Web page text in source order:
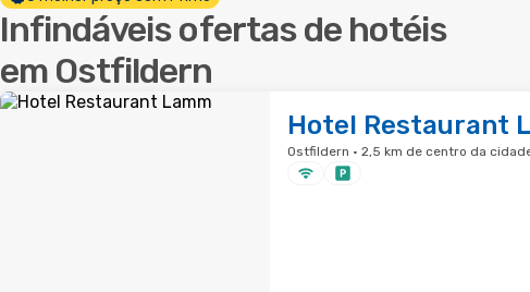
Infindáveis ofertas de hotéis
em Ostfildern
Hotel Restaurant
Ostfildern · 2,5 km de centro da